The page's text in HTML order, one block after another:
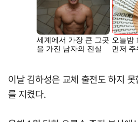
이날 김하성은 교체 출전도 하지
를 지켰다.